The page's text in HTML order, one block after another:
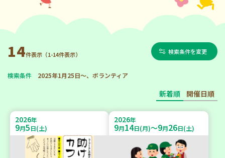
14件表示（1-14件表示） 検索条件を変更
検索条件 2025年1月25日～、ボランティア
新着順 開催日順
2026年
9月5日(土)
2026年
9月14日(月)～9月26日(土)